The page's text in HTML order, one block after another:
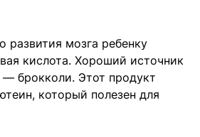
развития мозга ребенку
кислота. Хороший источник
брокколи. Этот продукт
который полезен для